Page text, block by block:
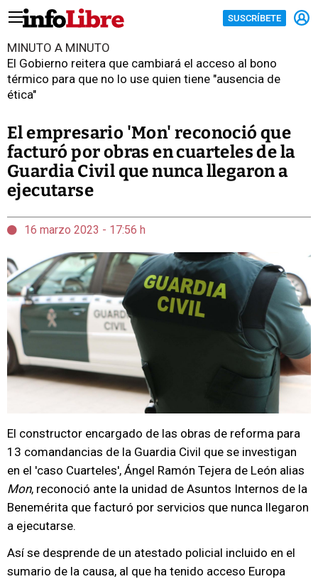
SUSCRÍBETE
MINUTO A MINUTO
El Gobierno reitera que cambiará el acceso al bono
térmico para que no lo use quien tiene "ausencia de
ética"
El empresario 'Mon' reconoció que
facturó por obras en cuarteles de la
Guardia Civil que nunca llegaron a
ejecutarse
16 marzo 2023 - 17:56 h
El constructor encargado de las obras de reforma para
13 comandancias de la Guardia Civil que se investigan
en el 'caso Cuarteles', Ángel Ramón Tejera de León alias
Mon, reconoció ante la unidad de Asuntos Internos de la
Benemérita que facturó por servicios que nunca llegaron
a ejecutarse.
Así se desprende de un atestado policial incluido en el
sumario de la causa, al que ha tenido acceso Europa